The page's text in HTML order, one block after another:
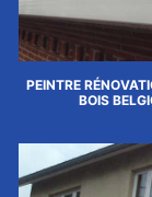
PEINTRE
BOIS